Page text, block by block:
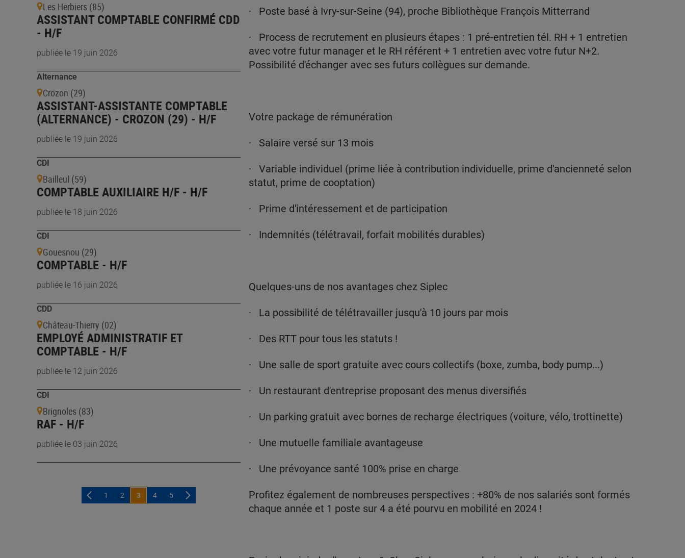
Les Herbiers (85)
ASSISTANT COMPTABLE CONFIRMÉ CDD
- H/F
publiée le 19 juin 2026
Alternance
Crozon (29)
ASSISTANT-ASSISTANTE COMPTABLE
(ALTERNANCE) - CROZON (29) - H/F
publiée le 19 juin 2026
CDI
Bailleul (59)
COMPTABLE AUXILIAIRE H/F - H/F
publiée le 18 juin 2026
CDI
Gouesnou (29)
COMPTABLE - H/F
publiée le 16 juin 2026
CDD
Château-Thierry (02)
EMPLOYÉ ADMINISTRATIF ET
COMPTABLE - H/F
publiée le 12 juin 2026
CDI
Brignoles (83)
RAF - H/F
publiée le 03 juin 2026
1 2 3 4 5
· Poste basé à Ivry-sur-Seine (94), proche Bibliothèque François Mitterrand
· Process de recrutement en plusieurs étapes : 1 pré-entretien tél. RH + 1 entretien
avec votre futur manager et le RH référent + 1 entretien avec votre futur N+2.
Possibilité d'échanger avec ses futurs collègues sur demande.
Votre package de rémunération
· Salaire versé sur 13 mois
· Variable individuel (prime liée à contribution individuelle, prime d'ancienneté selon
statut, prime de cooptation)
· Prime d'intéressement et de participation
· Indemnités (télétravail, forfait mobilités durables)
Quelques-uns de nos avantages chez Siplec
· La possibilité de télétravailler jusqu'à 10 jours par mois
· Des RTT pour tous les statuts !
· Une salle de sport gratuite avec cours collectifs (boxe, zumba, body pump...)
· Un restaurant d'entreprise proposant des menus diversifiés
· Un parking gratuit avec bornes de recharge électriques (voiture, vélo, trottinette)
· Une mutuelle familiale avantageuse
· Une prévoyance santé 100% prise en charge
Profitez également de nombreuses perspectives : +80% de nos salariés sont formés
chaque année et 1 poste sur 4 a été pourvu en mobilité en 2024 !